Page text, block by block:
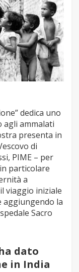
dedica uno
agli ammalati
presenta in
di
PIME – per
particolare
a
viaggio iniziale
aggiungendo la
Sacro
dato
in India